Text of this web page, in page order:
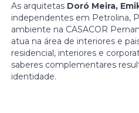
As arquitetas Doró Meira,
independentes em Petrolina,
ambiente na CASACOR
atua na área de interiores e
residencial, interiores e
saberes complementares
identidade.